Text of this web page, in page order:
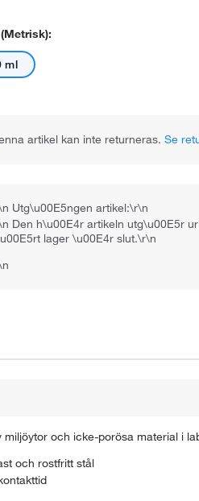
ml
artikel kan inte returneras. Se
Utg\u00E5ngen artikel:\r\n
Den h\u00E4r artikeln utg\u00E5r
lager \u00E4r slut.\r\n
och icke-porösa material i
och rostfritt stål